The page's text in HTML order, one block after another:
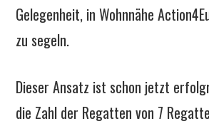
Gelegenheit, in Wohnnähe
zu segeln.
Dieser Ansatz ist schon jetzt
die Zahl der Regatten von 7